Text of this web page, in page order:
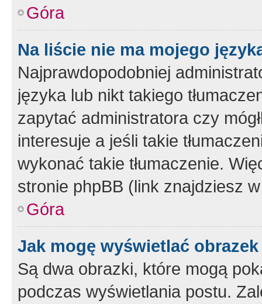
Góra
Na liście nie ma mojego
Najprawdopodobniej
języka lub nikt takiego
zapytać administratora czy
interesuje a jeśli takie
wykonać takie tłumaczenie.
stronie phpBB (link znajdziesz
Góra
Jak mogę wyświetlać
Są dwa obrazki, które mogą
podczas wyświetlania postu.